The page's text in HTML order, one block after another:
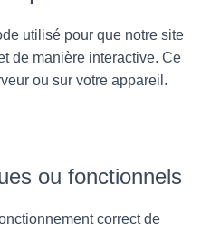
utilisé pour que notre site
de manière interactive. Ce
ou sur votre appareil.
ou fonctionnels
correct de